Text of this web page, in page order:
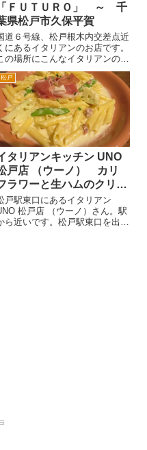
「ＦＵＴＵＲＯ」 ～ 千
県松戸市久保平賀
道６号線、松戸根木内交差点近
にあるイタリアンのお店です。
の場所にこんなイタリアンのお
あったっけ？というのが第一印
です。 古い居酒屋とかがあっ
た場所かもしれません。屋号を見
ると２０００年に開業したようで
す。 ＪＲ北小金駅からは徒歩
５...
松戸
タリアンキッチン UNO
戸店 （ウーノ） カリ
ラワーと生ハムのクリー
ソース ペンネ
戸駅東口にあるイタリアン
松戸店 （ウーノ）さん。駅
ら近いです。松戸駅東口を出て